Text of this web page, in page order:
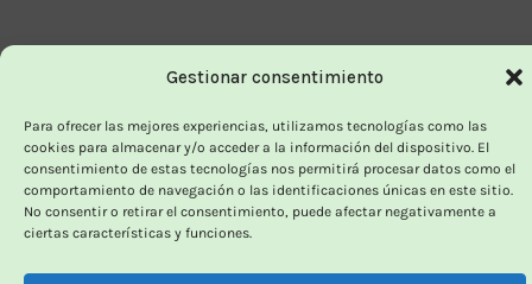
Gestionar consentimiento
Para ofrecer las mejores experiencias, utilizamos tecnologías como las
cookies para almacenar y/o acceder a la información del dispositivo. El
consentimiento de estas tecnologías nos permitirá procesar datos como el
comportamiento de navegación o las identificaciones únicas en este sitio.
No consentir o retirar el consentimiento, puede afectar negativamente a
ciertas características y funciones.